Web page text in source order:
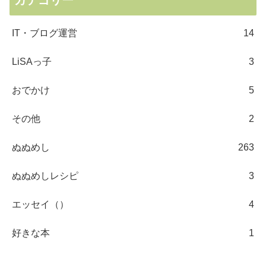
IT・ブログ運営 14
LiSAっ子 3
おでかけ 5
その他 2
ぬぬめし 263
ぬぬめしレシピ 3
エッセイ（） 4
好きな本 1